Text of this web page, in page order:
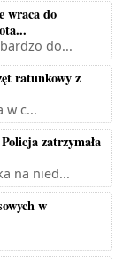
wraca do
do...
ratunkowy z
w c...
zatrzymała
na nied...
w